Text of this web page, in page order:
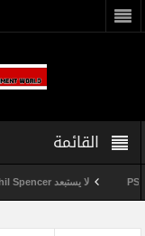
القائمة
لا يستبعد Phil Spencer إصدار لعبة Starfield لأجهزة PS5